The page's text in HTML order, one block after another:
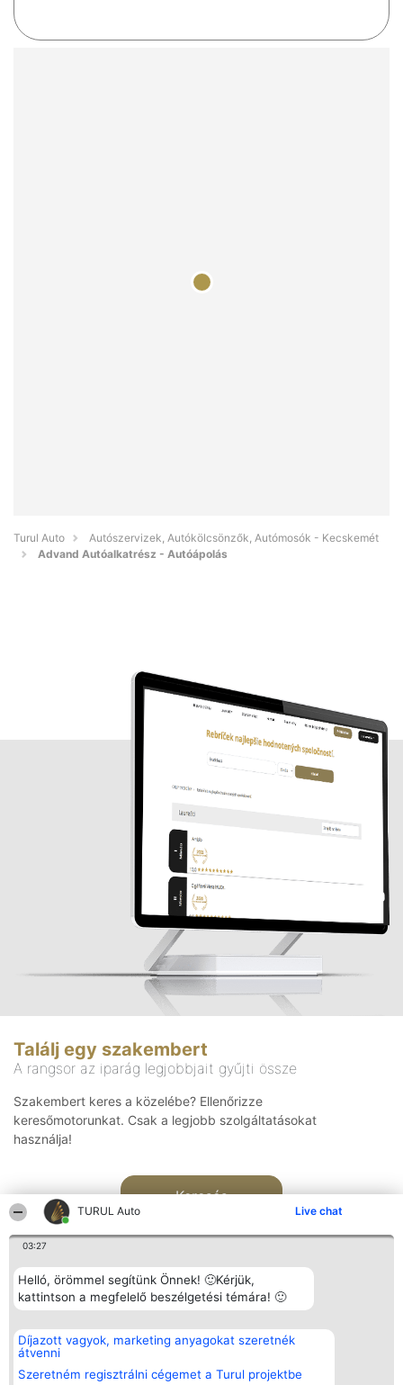
TURUL Auto Live chat
03:27
Helló, örömmel segítünk Önnek! 🙂Kérjük,
kattintson a megfelelő beszélgetési témára! 🙂
Díjazott vagyok, marketing anyagokat szeretnék
átvenni
Szeretném regisztrálni cégemet a Turul projektbe
Turul Auto
Autószervizek, Autókölcsönzők, Autómosók - Kecskemét
Advand Autóalkatrész - Autóápolás
Találj egy szakembert
A rangsor az iparág legjobbjait gyűjti össze
Szakembert keres a közelébe? Ellenőrizze
keresőmotorunkat. Csak a legjobb szolgáltatásokat
használja!
Keresés
Rangsorszervező
SC Beautiful Company S.R.L.
Bulevardul Aleea Timișul De
Sus Nr. 2, Bl. A30, Sc. A, Et.
4, Ap. 13
Népszavazás
Nyertesek
listája
Elérhetőség
Elérhetőség